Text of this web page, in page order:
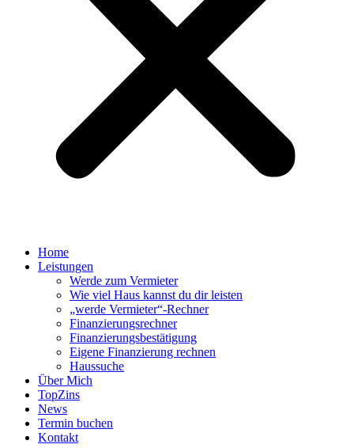
Home
Leistungen
Werde zum Vermieter
Wie viel Haus kannst du dir leisten
„werde Vermieter“-Rechner
Finanzierungsrechner
Finanzierungsbestätigung
Eigene Finanzierung rechnen
Haussuche
Über Mich
TopZins
News
Termin buchen
Kontakt